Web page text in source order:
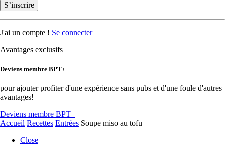
S’inscrire
J'ai un compte ! Se connecter
Avantages exclusifs
Deviens membre BPT+
pour ajouter profiter d'une expérience sans pubs et d'une foule d'autres
avantages!
Deviens membre BPT+
Accueil Recettes Entrées Soupe miso au tofu
Close